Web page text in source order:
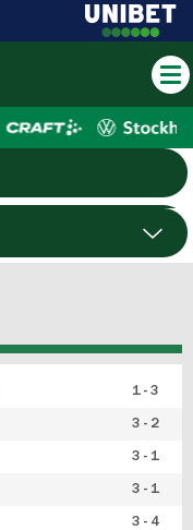
1 - 3
3 - 2
3 - 1
3 - 1
3 - 4